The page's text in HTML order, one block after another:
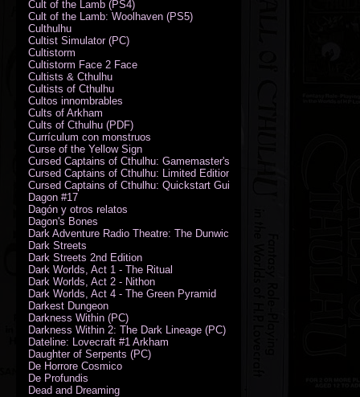
Cult of the Lamb (PS4)
Cult of the Lamb: Woolhaven (PS5)
Culthulhu
Cultist Simulator (PC)
Cultistorm
Cultistorm Face 2 Face
Cultists & Cthulhu
Cultists of Cthulhu
Cultos innombrables
Cults of Arkham
Cults of Cthulhu (PDF)
Currículum con monstruos
Curse of the Yellow Sign
Cursed Captains of Cthulhu: Gamemaster's Toolkit & Dice
Cursed Captains of Cthulhu: Limited Edition
Cursed Captains of Cthulhu: Quickstart Guide (PDF)
Dagon #17
Dagón y otros relatos
Dagon's Bones
Dark Adventure Radio Theatre: The Dunwich Horror - Audio CD with
Dark Streets
Dark Streets 2nd Edition
Dark Worlds, Act 1 - The Ritual
Dark Worlds, Act 2 - Nithon
Dark Worlds, Act 4 - The Green Pyramid
Darkest Dungeon
Darkness Within (PC)
Darkness Within 2: The Dark Lineage (PC)
Dateline: Lovecraft #1 Arkham
Daughter of Serpents (PC)
De Horrore Cosmico
De Profundis
Dead and Dreaming